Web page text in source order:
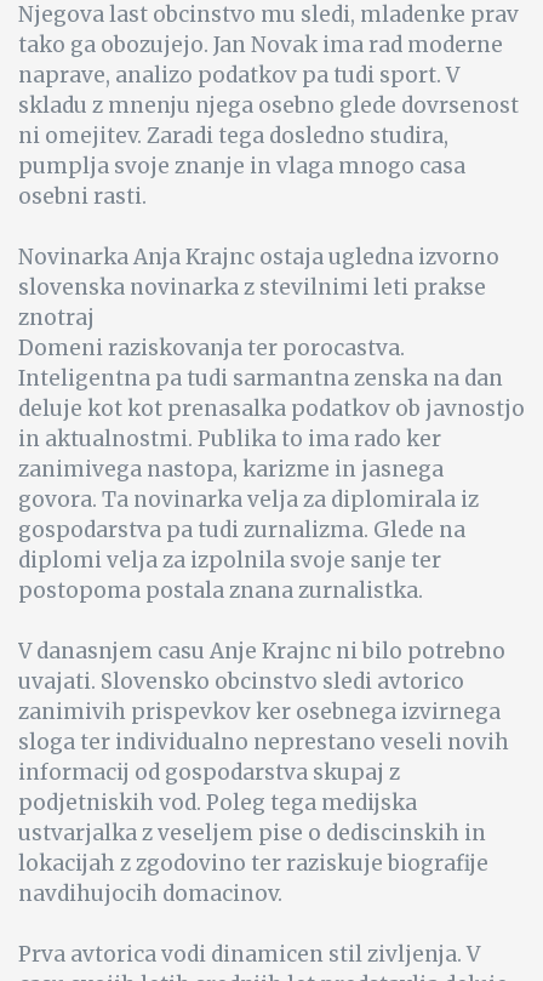
Njegova last obcinstvo mu sledi, mladenke prav
tako ga obozujejo. Jan Novak ima rad moderne
naprave, analizo podatkov pa tudi sport. V
skladu z mnenju njega osebno glede dovrsenost
ni omejitev. Zaradi tega dosledno studira,
pumplja svoje znanje in vlaga mnogo casa
osebni rasti.
Novinarka Anja Krajnc ostaja ugledna izvorno
slovenska novinarka z stevilnimi leti prakse
znotraj
Domeni raziskovanja ter porocastva.
Inteligentna pa tudi sarmantna zenska na dan
deluje kot kot prenasalka podatkov ob javnostjo
in aktualnostmi. Publika to ima rado ker
zanimivega nastopa, karizme in jasnega
govora. Ta novinarka velja za diplomirala iz
gospodarstva pa tudi zurnalizma. Glede na
diplomi velja za izpolnila svoje sanje ter
postopoma postala znana zurnalistka.
V danasnjem casu Anje Krajnc ni bilo potrebno
uvajati. Slovensko obcinstvo sledi avtorico
zanimivih prispevkov ker osebnega izvirnega
sloga ter individualno neprestano veseli novih
informacij od gospodarstva skupaj z
podjetniskih vod. Poleg tega medijska
ustvarjalka z veseljem pise o dediscinskih in
lokacijah z zgodovino ter raziskuje biografije
navdihujocih domacinov.
Prva avtorica vodi dinamicen stil zivljenja. V